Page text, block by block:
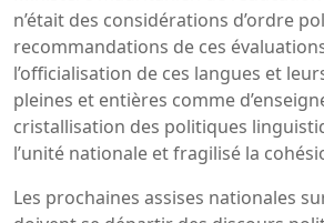
n’était des considérations d’ordre
recommandations de ces
l’officialisation de ces langues et
pleines et entières comme
cristallisation des politiques
l’unité nationale et fragilisé la
Les prochaines assises nationales